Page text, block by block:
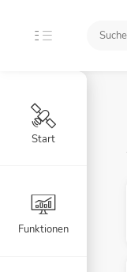
Start
Funktionen